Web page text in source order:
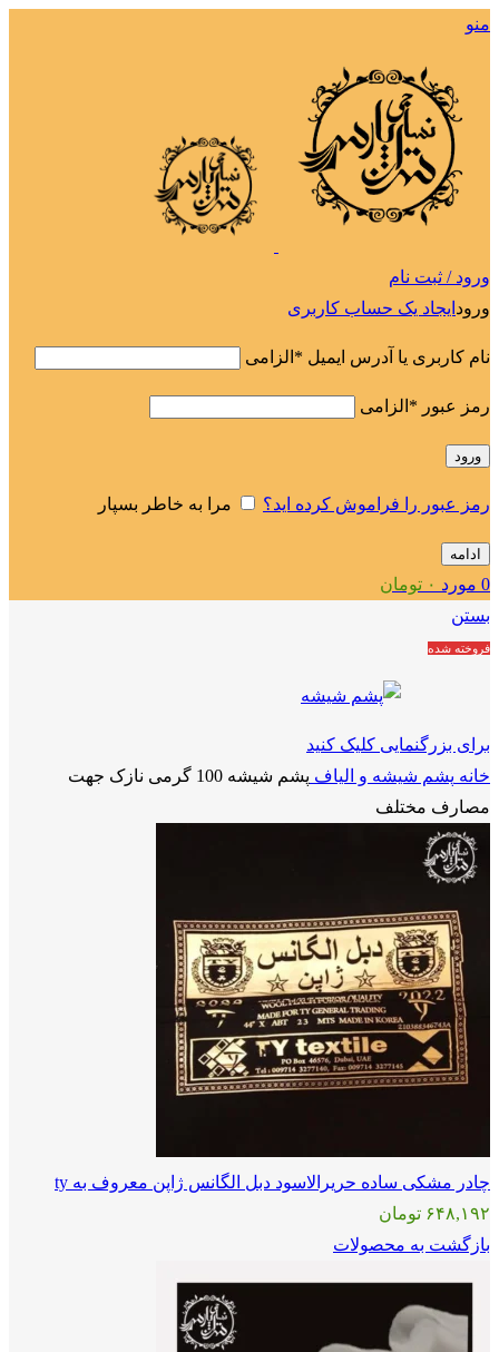
منو
ورود / ثبت نام
ورود ایجاد یک حساب کاربری
نام کاربری یا آدرس ایمیل * الزامی
رمز عبور * الزامی
ورود
رمز عبور را فراموش کرده اید؟ مرا به خاطر بسپار
ادامه
0 مورد ۰ تومان
بستن
فروخته شده
برای بزرگنمایی کلیک کنید
خانه پشم شیشه و الیاف
پشم شیشه 100 گرمی نازک جهت
مصارف مختلف
چادر مشکی ساده حریرالاسود دبل الگانس ژاپن معروف به ty
۶۴۸,۱۹۲ تومان
بازگشت به محصولات